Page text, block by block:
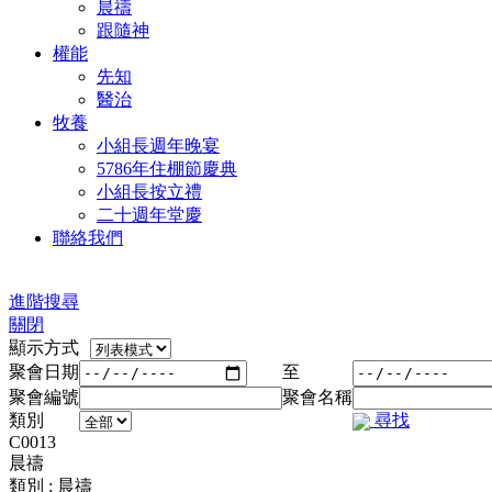
晨禱
跟隨神
權能
先知
醫治
牧養
小組長週年晚宴
5786年住棚節慶典
小組長按立禮
二十週年堂慶
聯絡我們
進階搜尋
關閉
顯示方式
聚會日期
至
聚會編號
聚會名稱
類別
尋找
C0013
晨禱
類別 : 晨禱